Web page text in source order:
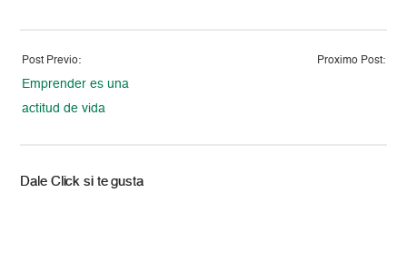
Post Previo:
Emprender es una
actitud de vida
Proximo Post:
Dale Click si te gusta